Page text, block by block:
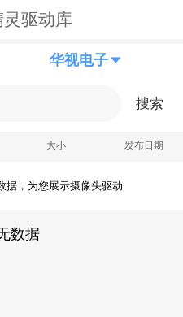
驱动库
华视电子
搜索
大小 发布日期
据，为您展示摄像头驱动
数据